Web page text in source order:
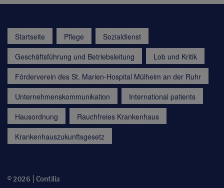
Startseite Pflege
Sozialdienst
Geschäftsführung und Betriebsleitung
Lob und Kritik
Förderverein des St. Marien-Hospital Mülheim an der Ruhr
Unternehmenskommunikation
International patients
Hausordnung
Rauchfreies Krankenhaus
Krankenhauszukunftsgesetz
© 2026 | Contilia